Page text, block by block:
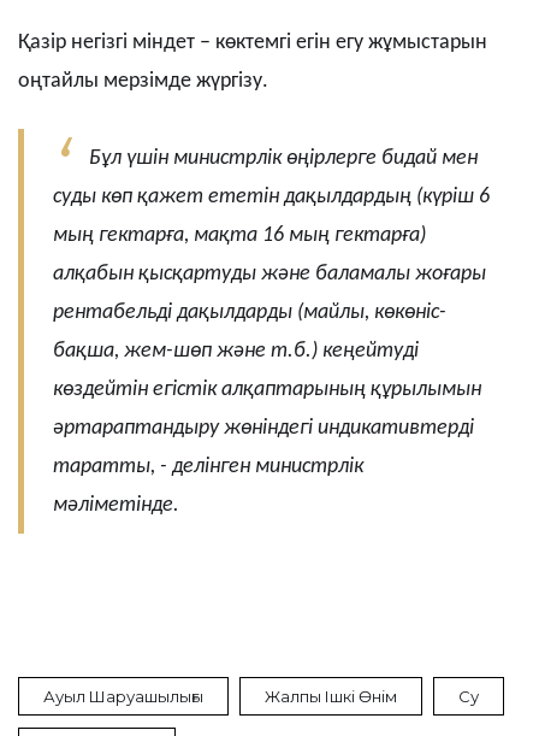
Қазір негізгі міндет – көктемгі егін егу жұмыстарын
оңтайлы мерзімде жүргізу.
Бұл үшін министрлік өңірлерге бидай мен
суды көп қажет ететін дақылдардың (күріш 6
мың гектарға, мақта 16 мың гектарға)
алқабын қысқартуды және баламалы жоғары
рентабельді дақылдарды (майлы, көкөніс-
бақша, жем-шөп және т.б.) кеңейтуді
көздейтін егістік алқаптарының құрылымын
әртараптандыру жөніндегі индикативтерді
таратты, - делінген министрлік
мәліметінде.
Ауыл Шаруашылығы Жалпы Ішкі Өнім Су